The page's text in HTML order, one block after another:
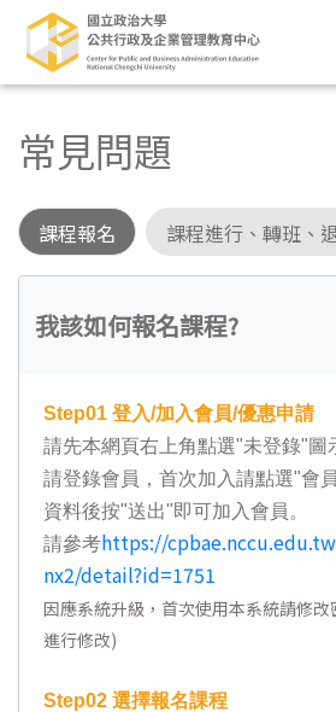
常見問題
課程報名 課程進行、轉班、
我該如何報名課程?
Step01 登入/加入會員/優惠申請
請先本網頁右上角點選"未登錄"圖
請登錄會員，首次加入請點選"會
資料後按"送出"即可加入會員。
請參考https://
nx2/detail?id=1751
因應系統升級，首次使用本系統請修
進行修改)
Step02 選擇報名課程